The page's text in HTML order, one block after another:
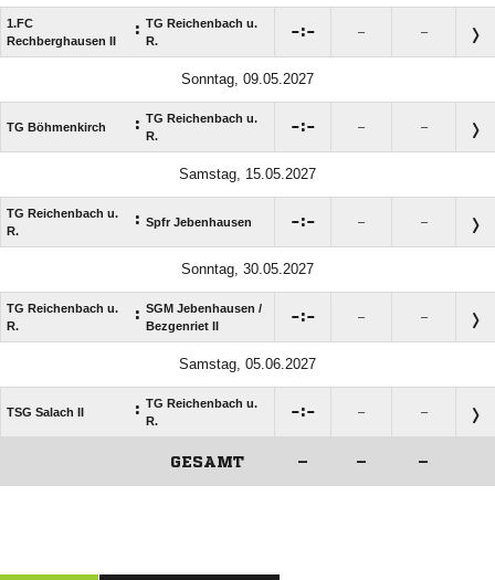
1.FC
Rechberghausen II
: TG Reichenbach u.
R.
: – –
Sonntag, 09.05.2027
TG Böhmenkirch : TG Reichenbach u.
R.
: – –
Samstag, 15.05.2027
TG Reichenbach u.
R.
: Spfr Jebenhausen : – –
Sonntag, 30.05.2027
TG Reichenbach u.
R.
: SGM Jebenhausen /​
Bezgenriet II
: – –
Samstag, 05.06.2027
TSG Salach II : TG Reichenbach u.
R.
: – –
GESAMT – – –